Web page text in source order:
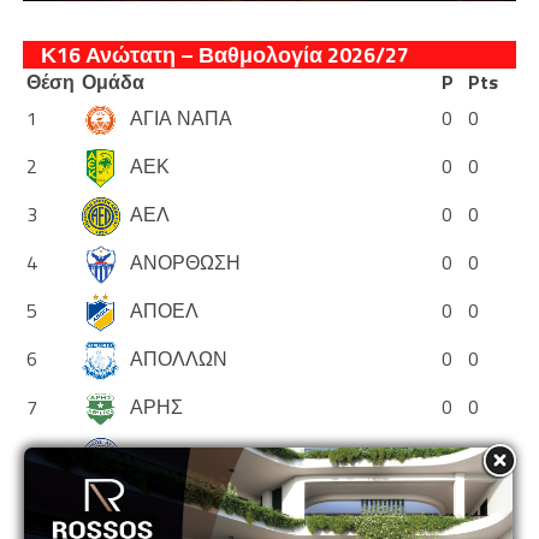
Κ16 Ανώτατη – Βαθμολογία 2026/27
Θέση Ομάδα P Pts
1
ΑΓΙΑ ΝΑΠΑ 0 0
2
ΑΕΚ 0 0
3
ΑΕΛ 0 0
4
ΑΝΟΡΘΩΣΗ 0 0
5
ΑΠΟΕΛ 0 0
6
ΑΠΟΛΛΩΝ 0 0
7
ΑΡΗΣ 0 0
8
ΕΘΝΙΚΟΣ ΑΣΣΙΑΣ 0 0
ΘΟΙ 0 0